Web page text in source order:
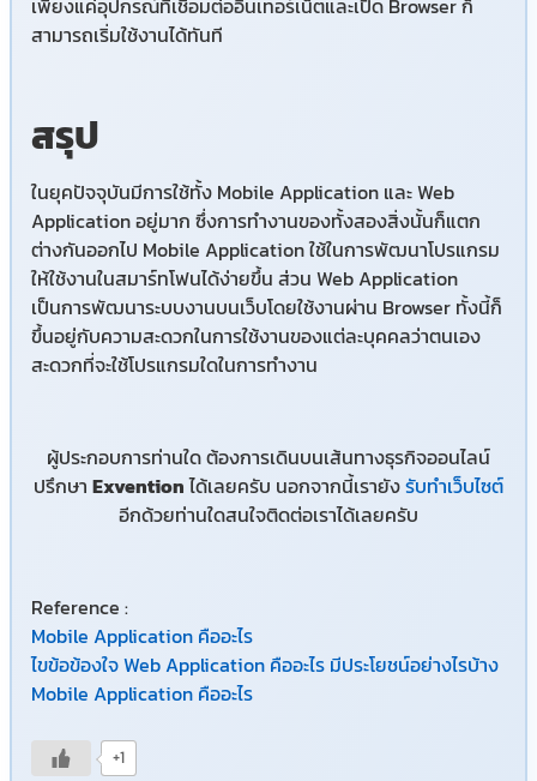
เพียงแค่อุปกรณ์ที่เชื่อมต่ออินเทอร์เน็ตและเปิด Browser ก็
สามารถเริ่มใช้งานได้ทันที
สรุป
ในยุคปัจจุบันมีการใช้ทั้ง Mobile Application และ Web
Application อยู่มาก ซึ่งการทำงานของทั้งสองสิ่งนั้นก็แตก
ต่างกันออกไป Mobile Application ใช้ในการพัฒนาโปรแกรม
ให้ใช้งานในสมาร์ทโฟนได้ง่ายขึ้น ส่วน Web Application
เป็นการพัฒนาระบบงานบนเว็บโดยใช้งานผ่าน Browser ทั้งนี้ก็
ขึ้นอยู่กับความสะดวกในการใช้งานของแต่ละบุคคลว่าตนเอง
สะดวกที่จะใช้โปรแกรมใดในการทำงาน
ผู้ประกอบการท่านใด ต้องการเดินบนเส้นทางธุรกิจออนไลน์
ปรึกษา Exventionได้เลยครับ นอกจากนี้เรายังรับทำเว็บไซต์
อีกด้วยท่านใดสนใจติดต่อเราได้เลยครับ
Reference :
Mobile Application คืออะไร
ไขข้อข้องใจ Web Application คืออะไร มีประโยชน์อย่างไรบ้าง
Mobile Application คืออะไร
+1